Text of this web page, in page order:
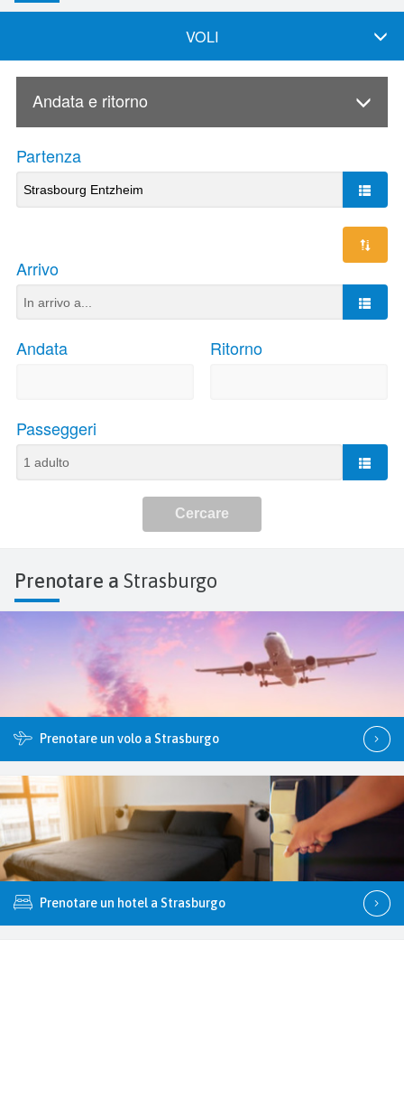
Prenotare a Strasburgo
Prenotare un volo a Strasburgo
Prenotare un hotel a Strasburgo